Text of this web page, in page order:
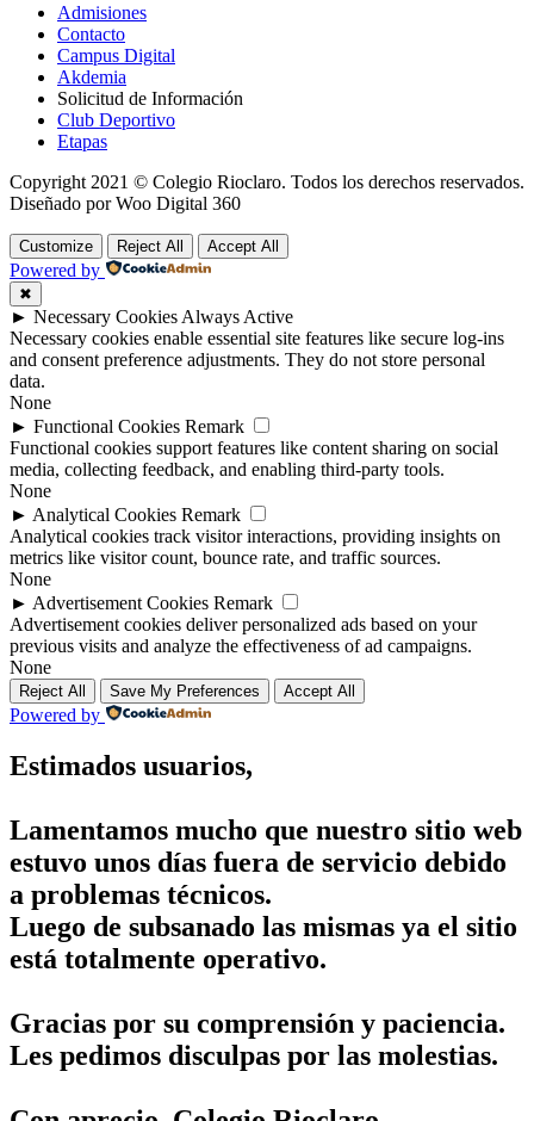
Admisiones
Contacto
Campus Digital
Akdemia
Solicitud de Información
Club Deportivo
Etapas
Copyright 2021 © Colegio Rioclaro. Todos los derechos reservados.
Diseñado por Woo Digital 360
Customize Reject All Accept All
Powered by
✖
► Necessary Cookies Always Active
Necessary cookies enable essential site features like secure log-ins
and consent preference adjustments. They do not store personal
data.
None
► Functional Cookies Remark
Functional cookies support features like content sharing on social
media, collecting feedback, and enabling third-party tools.
None
► Analytical Cookies Remark
Analytical cookies track visitor interactions, providing insights on
metrics like visitor count, bounce rate, and traffic sources.
None
► Advertisement Cookies Remark
Advertisement cookies deliver personalized ads based on your
previous visits and analyze the effectiveness of ad campaigns.
None
Reject All Save My Preferences Accept All
Powered by
Estimados usuarios,
Lamentamos mucho que nuestro sitio web
estuvo unos días fuera de servicio debido
a problemas técnicos.
Luego de subsanado las mismas ya el sitio
está totalmente operativo.
Gracias por su comprensión y paciencia.
Les pedimos disculpas por las molestias.